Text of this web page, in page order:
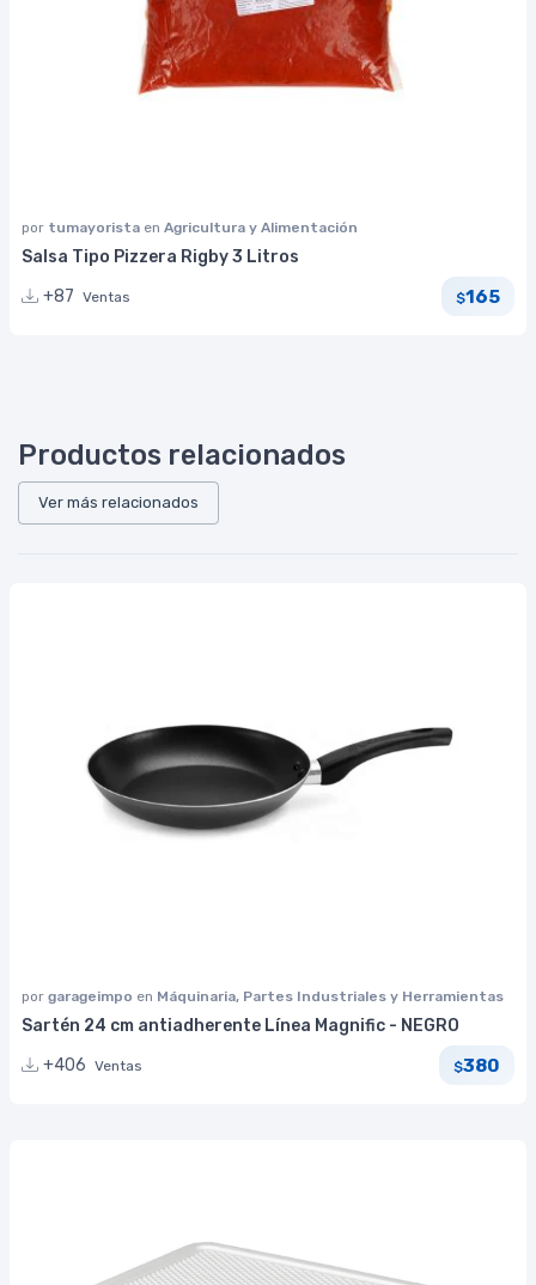
por tumayorista en Agricultura y Alimentación
Salsa Tipo Pizzera Rigby 3 Litros
+87 Ventas $165
Productos relacionados
Ver más relacionados
por garageimpo en Máquinaria, Partes Industriales y Herramientas
Sartén 24 cm antiadherente Línea Magnific - NEGRO
+406 Ventas $380